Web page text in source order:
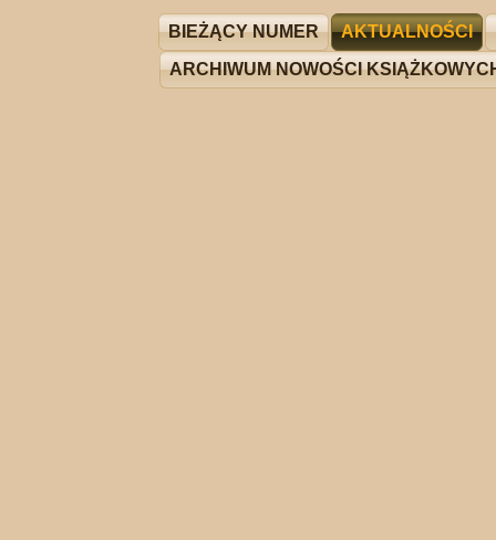
BIEŻĄCY NUMER AKTUALNOŚCI
ARCHIWUM NOWOŚCI